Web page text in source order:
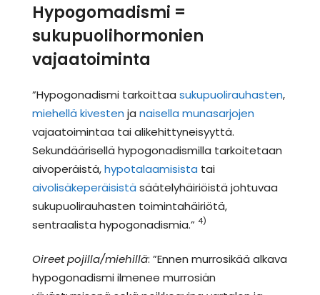
Hypogomadismi =
sukupuolihormonien
vajaatoiminta
”Hypogonadismi tarkoittaa sukupuolirauhasten,
miehellä kivesten ja naisella munasarjojen
vajaatoimintaa tai alikehittyneisyyttä.
Sekundäärisellä hypogonadismilla tarkoitetaan
aivoperäistä,hypotalaamisista tai
aivolisäkeperäisistä säätelyhäiriöistä johtuvaa
sukupuolirauhasten toimintahäiriötä,
sentraalista hypogonadismia.” 4)
Oireet pojilla/miehillä: ”Ennen murrosikää alkava
hypogonadismi ilmenee murrosiän